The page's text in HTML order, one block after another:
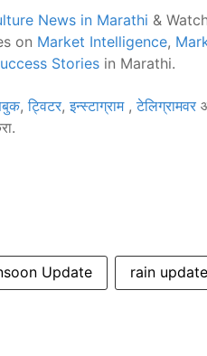
News in Marathi &
on Market Intelligence,
Stories in Marathi.
,ट्विटर,इन्स्टाग्राम ,टेलिग्रामवर
Update rain update